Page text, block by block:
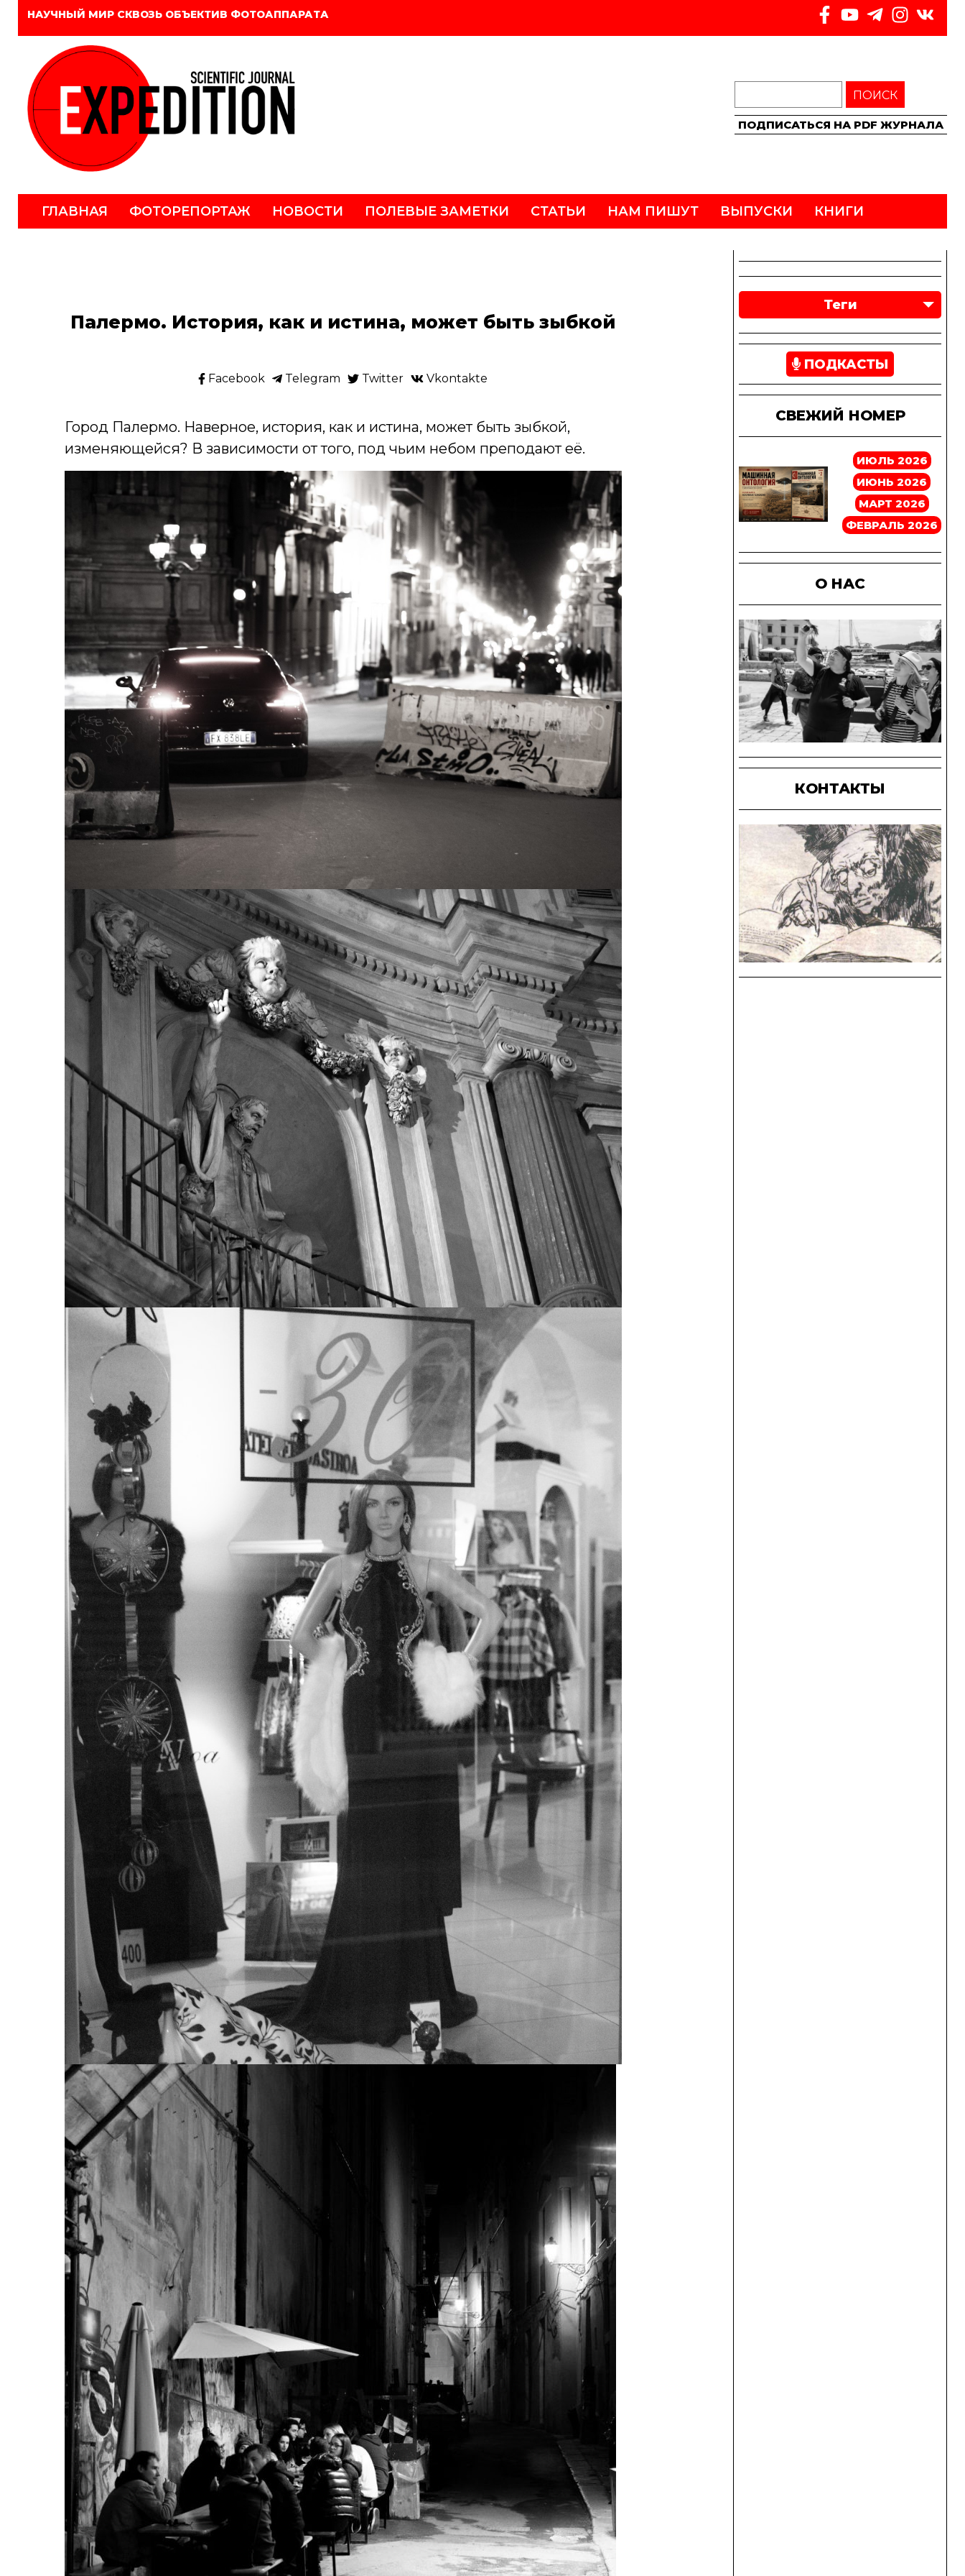
НАУЧНЫЙ МИР СКВОЗЬ ОБЪЕКТИВ ФОТОАППАРАТА
ПОИСК
ПОДПИСАТЬСЯ НА PDF ЖУРНАЛА
ГЛАВНАЯ ФОТОРЕПОРТАЖ НОВОСТИ ПОЛЕВЫЕ ЗАМЕТКИ СТАТЬИ НАМ ПИШУТ ВЫПУСКИ КНИГИ
Палермо. История, как и истина, может быть зыбкой
Facebook Telegram Twitter Vkontakte
Город Палермо. Наверное, история, как и истина, может быть зыбкой,
изменяющейся? В зависимости от того, под чьим небом преподают её.
Теги
ПОДКАСТЫ
СВЕЖИЙ НОМЕР
ИЮЛЬ 2026
ИЮНЬ 2026
МАРТ 2026
ФЕВРАЛЬ 2026
О НАС
КОНТАКТЫ